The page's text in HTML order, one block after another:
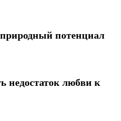
потенциал
недостаток любви к